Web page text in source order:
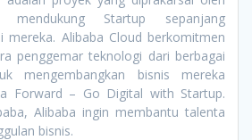
mendukung Startup sepanjang
mereka. Alibaba Cloud berkomitmen
penggemar teknologi dari berbagai
mengembangkan bisnis mereka
Forward – Go Digital with Startup.
Alibaba ingin membantu talenta
bisnis.